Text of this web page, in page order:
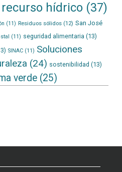
recurso hídrico(37)
(11) Residuos sólidos(12) San José
(11) seguridad alimentaria (13)
SINAC(11) Soluciones
(24) sostenibilidad (13)
verde(25)